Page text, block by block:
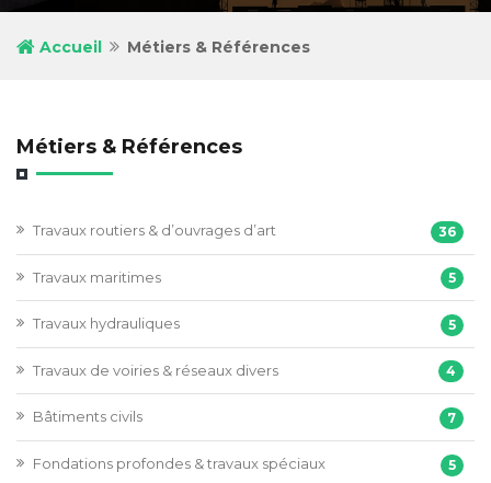
Accueil Métiers & Références
Métiers & Références
Travaux routiers & d’ouvrages d’art 36
Travaux maritimes 5
Travaux hydrauliques 5
Travaux de voiries & réseaux divers 4
Bâtiments civils 7
Fondations profondes & travaux spéciaux 5